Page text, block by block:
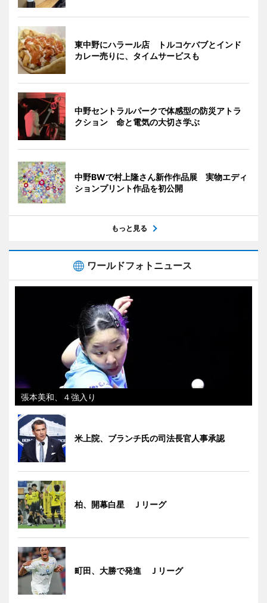
東中野にハラール店 トルコケバブとインド
カレー売りに、タイムサービスも
中野セントラルパークで体感型の防災アトラ
クション 命と電気の大切さ学ぶ
中野BWで村上隆さん新作作品展 実物エディ
ションプリント作品を初公開
もっと見る
ワールドフォトニュース
張本美和、４強入り
米上院、ブランチ氏の司法長官人事承認
柏、開幕白星 Ｊリーグ
町田、大勝で発進 Ｊリーグ